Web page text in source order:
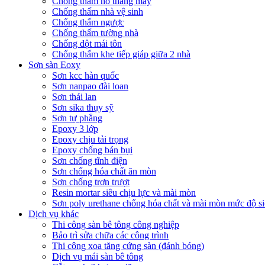
Chống thấm nhà vệ sinh
Chống thấm ngược
Chống thấm tường nhà
Chống dột mái tôn
Chống thấm khe tiếp giáp giữa 2 nhà
Sơn sàn Eoxy
Sơn kcc hàn quốc
Sơn nanpao đài loan
Sơn thái lan
Sơn sika thụy sỹ
Sơn tự phẳng
Epoxy 3 lớp
Epoxy chịu tải trọng
Epoxy chống bán bụi
Sơn chống tĩnh điện
Sơn chống hóa chất ăn mòn
Sơn chống trơn trượt
Resin mortar siêu chịu lực và mài mòn
Sơn poly urethane chống hóa chất và mài mòn mức độ
Dịch vụ khác
Thi công sàn bê tông công nghiệp
Bảo trì sửa chữa các công trình
Thi công xoa tăng cứng sàn (đánh bóng)
Dịch vụ mái sàn bê tông